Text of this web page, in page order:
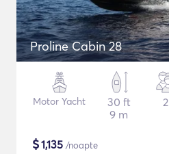
Proline Cabin 28
Motor Yacht
30 ft
9 m
2
$1,135 /noapte